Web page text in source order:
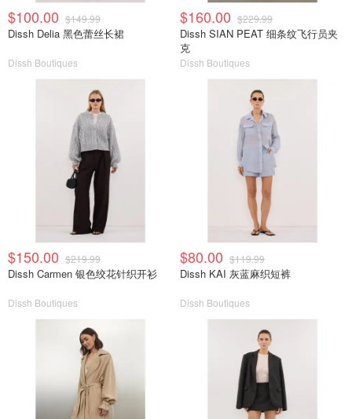
$100.00 $149.99
Dissh Delia 黑色蕾丝长裙
Dissh Boutiques
$160.00 $229.99
Dissh SIAN PEAT 细条纹飞行员夹
克
Dissh Boutiques
$150.00 $219.99
Dissh Carmen 银色绞花针织开衫
Dissh Boutiques
$80.00 $119.99
Dissh KAI 灰蓝麻织短裤
Dissh Boutiques